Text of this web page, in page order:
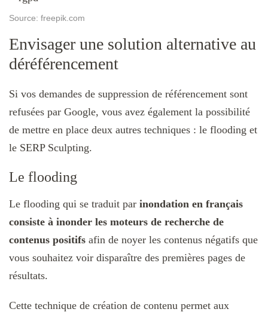
Source: freepik.com
Envisager une solution alternative au
déréférencement
Si vos demandes de suppression de référencement sont
refusées par Google, vous avez également la possibilité
de mettre en place deux autres techniques : le flooding et
le SERP Sculpting.
Le flooding
Le flooding qui se traduit par inondation en français
consiste à inonder les moteurs de recherche de
contenus positifs afin de noyer les contenus négatifs que
vous souhaitez voir disparaître des premières pages de
résultats.
Cette technique de création de contenu permet aux